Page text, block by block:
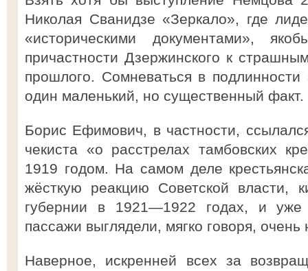
Николая Сванидзе «Зеркало», где
«историческими документами»,
причастности Дзержинского к
прошлого. Сомневаться в подлинности
один маленький, но существенный факт.
Борис Ефимович, в частности,
чекиста «о расстрелах тамбовских
1919 годом. На самом деле
жёсткую реакцию Советской власти,
губернии в 1921—1922 годах, и уже
пассажи выглядели, мягко говоря,
Наверное, искренней всех за